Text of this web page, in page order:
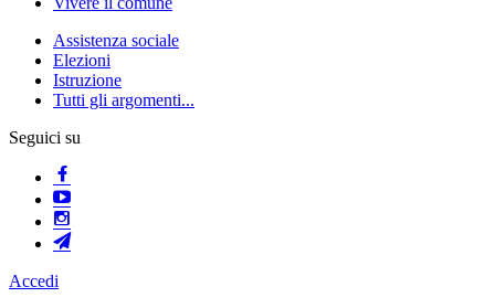
Assistenza sociale
Elezioni
Istruzione
Tutti gli argomenti...
Seguici su
Accedi